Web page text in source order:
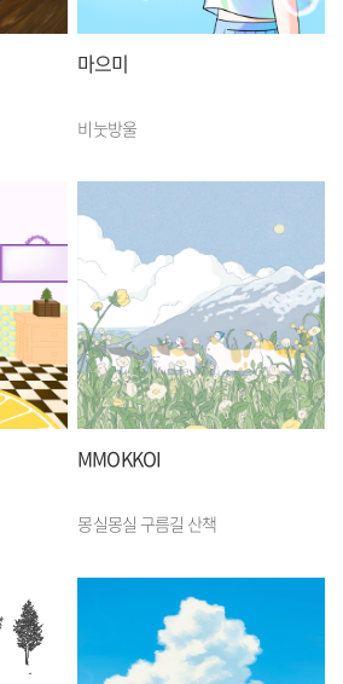
마으미
비눗방울
MMOKKOI
몽실몽실 구름길 산책